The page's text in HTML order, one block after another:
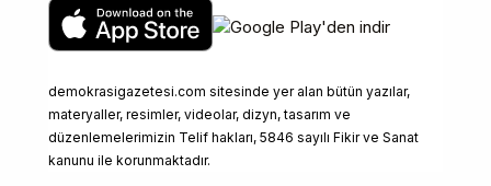
demokrasigazetesi.com sitesinde yer alan bütün yazılar,
materyaller, resimler, videolar, dizyn, tasarım ve
düzenlemelerimizin Telif hakları, 5846 sayılı Fikir ve Sanat
kanunu ile korunmaktadır.